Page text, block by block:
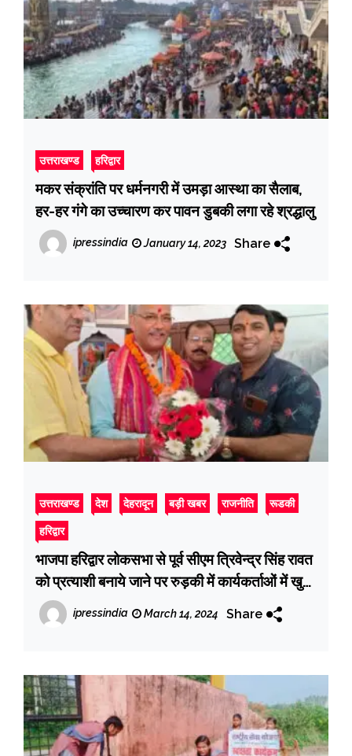
उत्तराखण्ड हरिद्वार
मकर संक्रांति पर धर्मनगरी में उमड़ा आस्था का सैलाब,
हर-हर गंगे का उच्‍चारण कर पावन डुबकी लगा रहे श्रद्धालु
ipressindia January 14, 2023 Share
उत्तराखण्ड देश देहरादून बड़ी खबर राजनीति रूडकी
हरिद्वार
भाजपा हरिद्वार लोकसभा से पूर्व सीएम त्रिवेन्द्र सिंह रावत
को प्रत्याशी बनाये जाने पर रुड़की में कार्यकर्ताओं में खुशी
का माहौल
ipressindia March 14, 2024 Share